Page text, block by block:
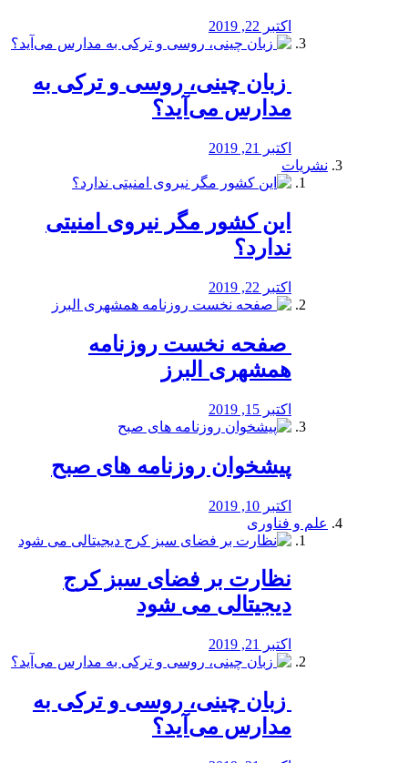
اکتبر 22, 2019
️ زبان چینی، روسی و ترکی به
مدارس می‌آید؟
اکتبر 21, 2019
نشریات
این کشور مگر نیروی امنیتی
ندارد؟
اکتبر 22, 2019
️ صفحه نخست روزنامه‌
همشهری البرز
اکتبر 15, 2019
پیشخوان روزنامه های صبح
اکتبر 10, 2019
علم و فناوری
نظارت بر فضای سبز کرج
دیجیتالی می شود
اکتبر 21, 2019
️ زبان چینی، روسی و ترکی به
مدارس می‌آید؟